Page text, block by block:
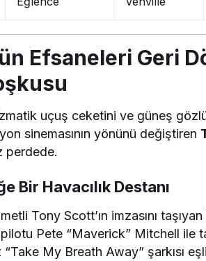
Efsaneleri Geri
uçuş ceketini ve güneş
sinemasının yönünü değiştiren
perdede.
Bir Havacılık Destanı
Tony Scott’ın imzasını
Pete “Maverick” Mitchell ile
My Breath Away” şarkısı